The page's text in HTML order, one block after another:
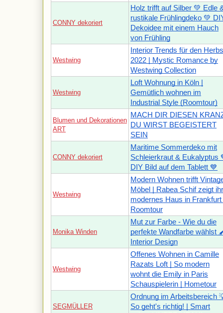
CONNY dekoriert
Holz trifft auf Silber 💚 Edle
rustikale Frühlingdeko 💚
Dekoidee mit einem Hauch
von Frühling
Westwing
Interior Trends für den
2022 | Mystic Romance by
Westwing Collection
Westwing
Loft Wohnung in Köln |
Gemütlich wohnen im
Industrial Style (Roomtour)
Blumen und Dekorationen
ART
MACH DIR DIESEN
DU WIRST BEGEISTERT
SEIN
CONNY dekoriert
Maritime Sommerdeko mit
Schleierkraut & Eukalyptus
DIY Bild auf dem Tablett 💙
Westwing
Modern Wohnen trifft
Möbel | Rabea Schif zeigt ihr
modernes Haus in Frankfurt
Roomtour
Monika Winden
Mut zur Farbe - Wie du die
perfekte Wandfarbe wählst
Interior Design
Westwing
Offenes Wohnen in Camille
Razats Loft | So modern
wohnt die Emily in Paris
Schauspielerin | Hometour
SEGMÜLLER
Ordnung im Arbeitsbereich
So geht's richtig! | Smart